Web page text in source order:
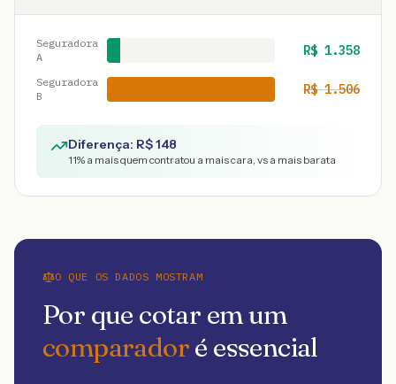
Seguradora
A
R$ 1.358
Seguradora
B
R$1.506
Diferença: R$148
11% a mais quem contratou a mais cara, vs a mais barata
O QUE OS DADOS MOSTRAM
Por que cotar em um
comparadoré essencial